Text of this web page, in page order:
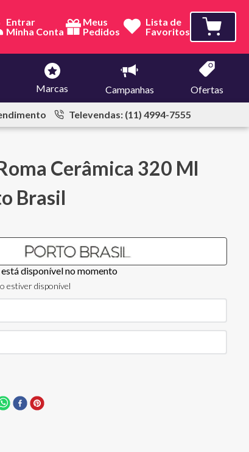
Entrar
Meus
Pedidos
Lista de
Favoritos
Marcas Campanhas Ofertas
Televendas: (11) 4994-7555
Cerâmica 320 Ml
Brasil
disponível no momento
estiver disponível